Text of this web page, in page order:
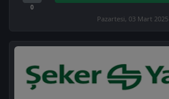
0
Pazartesi, 03 Mart 2025